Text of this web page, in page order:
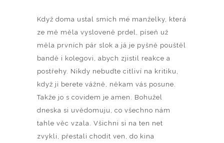
Když doma ustal smích mé manželky, která
ze mě měla vysloveně prdel, píseň už
měla prvních pár slok a já je pyšně pouštěl
bandě i kolegovi, abych zjistil reakce a
postřehy. Nikdy nebuďte citliví na kritiku,
když ji berete vážně, někam vás posune.
Takže jo s covidem je amen. Bohužel
dneska si uvědomuju, co všechno nám
tahle věc vzala. Všichni si na ten net
zvykli, přestali chodit ven, do kina